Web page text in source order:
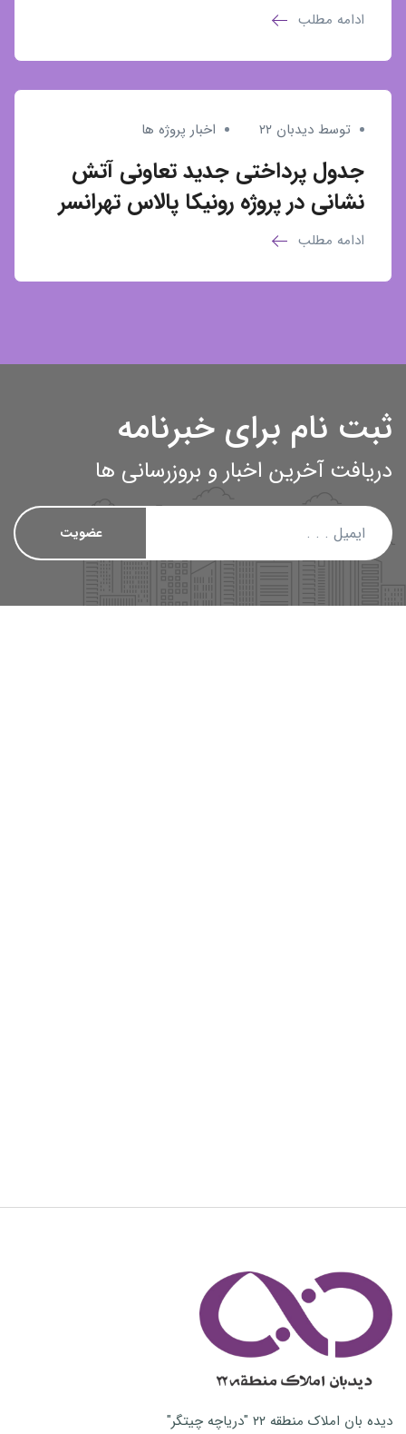
ادامه مطلب
توسط دیدبان ۲۲ اخبار پروژه ها
جدول پرداختی جدید تعاونی آتش
نشانی در پروژه رونیکا پالاس تهرانسر
ادامه مطلب
ثبت نام برای خبرنامه
دریافت آخرین اخبار و بروزرسانی ها
دیده بان املاک منطقه ۲۲ "دریاچه چیتگر"